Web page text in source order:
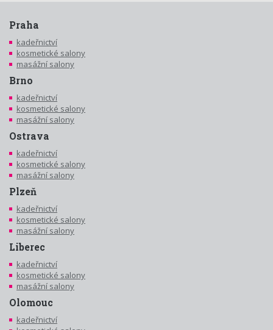
Praha
kadeřnictví
kosmetické salony
masážní salony
Brno
kadeřnictví
kosmetické salony
masážní salony
Ostrava
kadeřnictví
kosmetické salony
masážní salony
Plzeň
kadeřnictví
kosmetické salony
masážní salony
Liberec
kadeřnictví
kosmetické salony
masážní salony
Olomouc
kadeřnictví